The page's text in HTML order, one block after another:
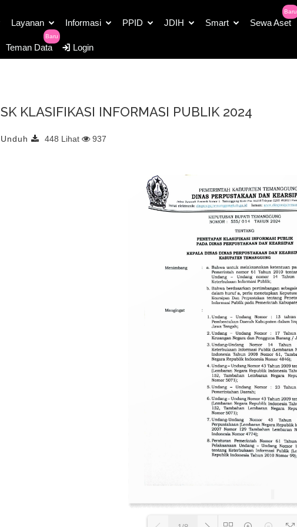
Layanan Informasi PPID JDIH Smart Sewa Aset
Baru
Teman Data
Baru
Login
SK KLASIFIKASI INFORMASI PUBLIK 2024
Unduh 448 Lihat 937